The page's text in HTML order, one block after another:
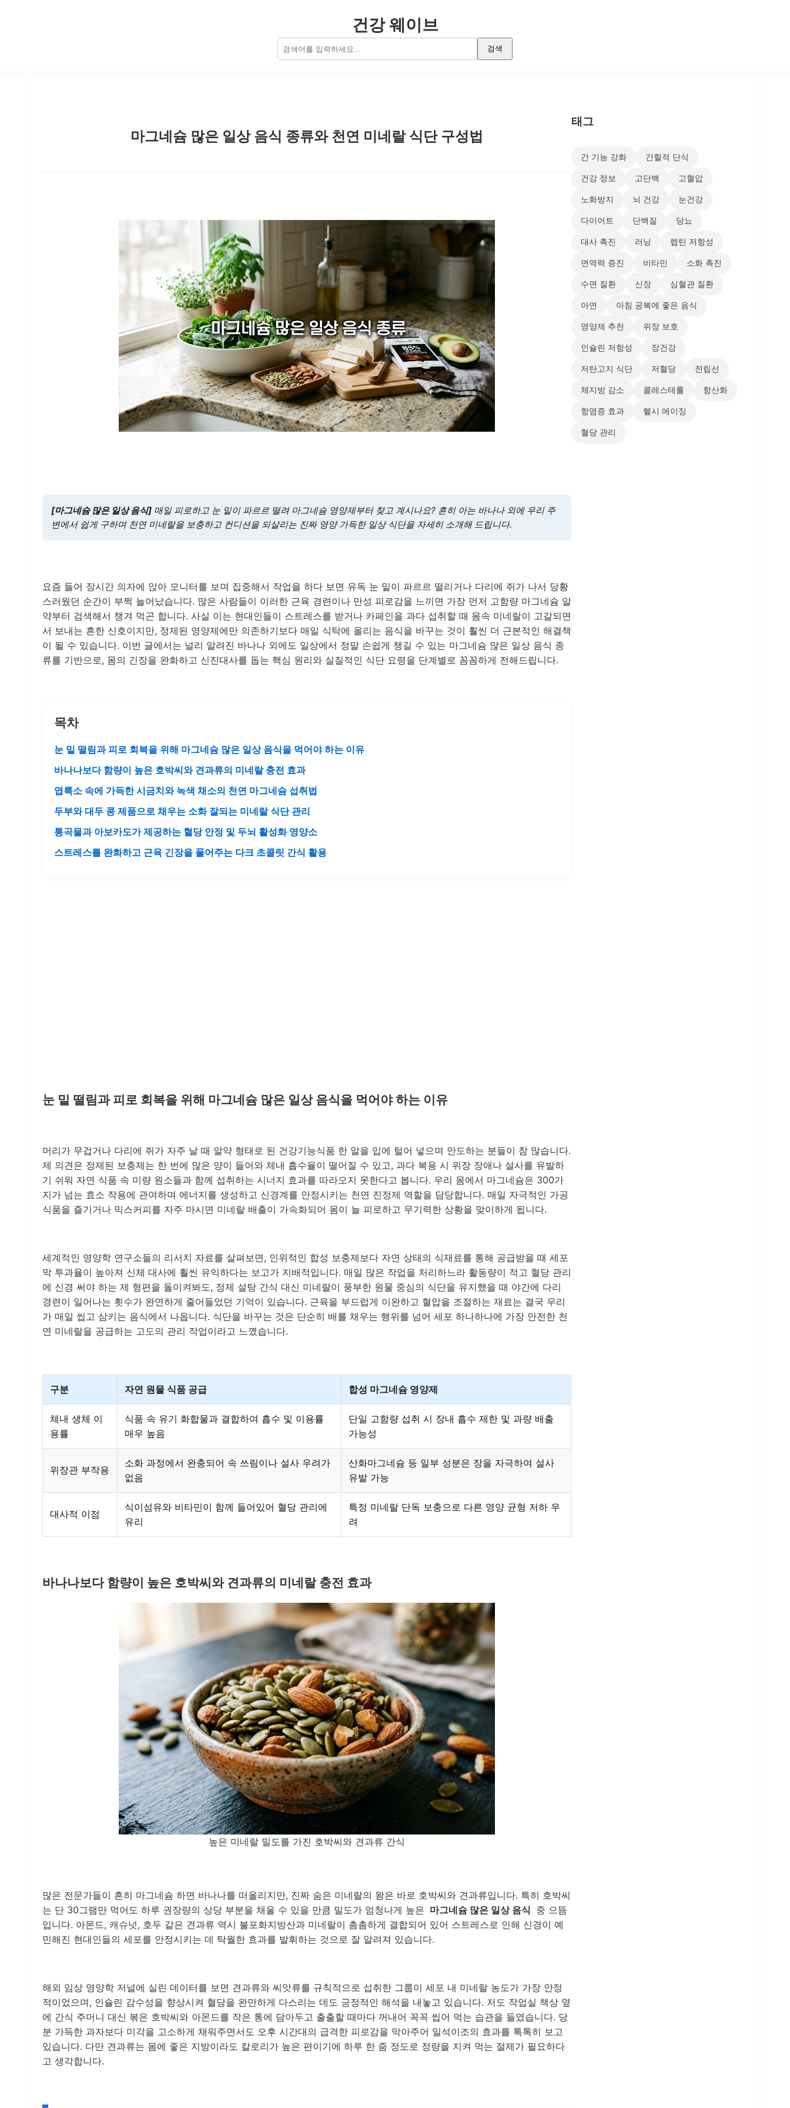
건강 웨이브
검색
마그네슘 많은 일상 음식 종류와 천연 미네랄 식단 구성법
[마그네슘 많은 일상 음식] 매일 피로하고 눈 밑이 파르르 떨려 마그네슘 영양제부터 찾고 계시나요? 흔히 아는 바나나 외에 우리 주
변에서 쉽게 구하며 천연 미네랄을 보충하고 컨디션을 되살리는 진짜 영양 가득한 일상 식단을 자세히 소개해 드립니다.
요즘 들어 장시간 의자에 앉아 모니터를 보며 집중해서 작업을 하다 보면 유독 눈 밑이 파르르 떨리거나 다리에 쥐가 나서 당황
스러웠던 순간이 부쩍 늘어났습니다. 많은 사람들이 이러한 근육 경련이나 만성 피로감을 느끼면 가장 먼저 고함량 마그네슘 알
약부터 검색해서 챙겨 먹곤 합니다. 사실 이는 현대인들이 스트레스를 받거나 카페인을 과다 섭취할 때 몸속 미네랄이 고갈되면
서 보내는 흔한 신호이지만, 정제된 영양제에만 의존하기보다 매일 식탁에 올리는 음식을 바꾸는 것이 훨씬 더 근본적인 해결책
이 될 수 있습니다. 이번 글에서는 널리 알려진 바나나 외에도 일상에서 정말 손쉽게 챙길 수 있는 마그네슘 많은 일상 음식 종
류를 기반으로, 몸의 긴장을 완화하고 신진대사를 돕는 핵심 원리와 실질적인 식단 요령을 단계별로 꼼꼼하게 전해드립니다.
목차
눈 밑 떨림과 피로 회복을 위해 마그네슘 많은 일상 음식을 먹어야 하는 이유
바나나보다 함량이 높은 호박씨와 견과류의 미네랄 충전 효과
엽록소 속에 가득한 시금치와 녹색 채소의 천연 마그네슘 섭취법
두부와 대두 콩 제품으로 채우는 소화 잘되는 미네랄 식단 관리
통곡물과 아보카도가 제공하는 혈당 안정 및 두뇌 활성화 영양소
스트레스를 완화하고 근육 긴장을 풀어주는 다크 초콜릿 간식 활용
눈 밑 떨림과 피로 회복을 위해 마그네슘 많은 일상 음식을 먹어야 하는 이유
머리가 무겁거나 다리에 쥐가 자주 날 때 알약 형태로 된 건강기능식품 한 알을 입에 털어 넣으며 안도하는 분들이 참 많습니다.
제 의견은 정제된 보충제는 한 번에 많은 양이 들어와 체내 흡수율이 떨어질 수 있고, 과다 복용 시 위장 장애나 설사를 유발하
기 쉬워 자연 식품 속 미량 원소들과 함께 섭취하는 시너지 효과를 따라오지 못한다고 봅니다. 우리 몸에서 마그네슘은 300가
지가 넘는 효소 작용에 관여하며 에너지를 생성하고 신경계를 안정시키는 천연 진정제 역할을 담당합니다. 매일 자극적인 가공
식품을 즐기거나 믹스커피를 자주 마시면 미네랄 배출이 가속화되어 몸이 늘 피로하고 무기력한 상황을 맞이하게 됩니다.
세계적인 영양학 연구소들의 리서치 자료를 살펴보면, 인위적인 합성 보충제보다 자연 상태의 식재료를 통해 공급받을 때 세포
막 투과율이 높아져 신체 대사에 훨씬 유익하다는 보고가 지배적입니다. 매일 많은 작업을 처리하느라 활동량이 적고 혈당 관리
에 신경 써야 하는 제 형편을 돌이켜봐도, 정제 설탕 간식 대신 미네랄이 풍부한 원물 중심의 식단을 유지했을 때 야간에 다리
경련이 일어나는 횟수가 완연하게 줄어들었던 기억이 있습니다. 근육을 부드럽게 이완하고 혈압을 조절하는 재료는 결국 우리
가 매일 씹고 삼키는 음식에서 나옵니다. 식단을 바꾸는 것은 단순히 배를 채우는 행위를 넘어 세포 하나하나에 가장 안전한 천
연 미네랄을 공급하는 고도의 관리 작업이라고 느꼈습니다.
구분 자연 원물 식품 공급 합성 마그네슘 영양제
체내 생체 이
용률
식품 속 유기 화합물과 결합하여 흡수 및 이용률
매우 높음
단일 고함량 섭취 시 장내 흡수 제한 및 과량 배출
가능성
위장관 부작용
소화 과정에서 완충되어 속 쓰림이나 설사 우려가
없음
산화마그네슘 등 일부 성분은 장을 자극하여 설사
유발 가능
대사적 이점
식이섬유와 비타민이 함께 들어있어 혈당 관리에
유리
특정 미네랄 단독 보충으로 다른 영양 균형 저하 우
려
바나나보다 함량이 높은 호박씨와 견과류의 미네랄 충전 효과
높은 미네랄 밀도를 가진 호박씨와 견과류 간식
많은 전문가들이 흔히 마그네슘 하면 바나나를 떠올리지만, 진짜 숨은 미네랄의 왕은 바로 호박씨와 견과류입니다. 특히 호박씨
는 단 30그램만 먹어도 하루 권장량의 상당 부분을 채울 수 있을 만큼 밀도가 엄청나게 높은 마그네슘 많은 일상 음식 중 으뜸
입니다. 아몬드, 캐슈넛, 호두 같은 견과류 역시 불포화지방산과 미네랄이 촘촘하게 결합되어 있어 스트레스로 인해 신경이 예
민해진 현대인들의 세포를 안정시키는 데 탁월한 효과를 발휘하는 것으로 잘 알려져 있습니다.
해외 임상 영양학 저널에 실린 데이터를 보면 견과류와 씨앗류를 규칙적으로 섭취한 그룹이 세포 내 미네랄 농도가 가장 안정
적이었으며, 인슐린 감수성을 향상시켜 혈당을 완만하게 다스리는 데도 긍정적인 해석을 내놓고 있습니다. 저도 작업실 책상 옆
에 간식 주머니 대신 볶은 호박씨와 아몬드를 작은 통에 담아두고 출출할 때마다 꺼내어 꼭꼭 씹어 먹는 습관을 들였습니다. 당
분 가득한 과자보다 미각을 고소하게 채워주면서도 오후 시간대의 급격한 피로감을 막아주어 일석이조의 효과를 톡톡히 보고
있습니다. 다만 견과류는 몸에 좋은 지방이라도 칼로리가 높은 편이기에 하루 한 줌 정도로 정량을 지켜 먹는 절제가 필요하다
고 생각합니다.
태그
간 기능 강화 간헐적 단식
건강 정보 고단백 고혈압
노화방지 뇌 건강 눈건강
다이어트 단백질 당뇨
대사 촉진 러닝 렙틴 저항성
면역력 증진 비타민 소화 촉진
수면 질환 신장 심혈관 질환
아연 아침 공복에 좋은 음식
영양제 추천 위장 보호
인슐린 저항성 장건강
저탄고지 식단 저혈당 전립선
체지방 감소 콜레스테롤 항산화
항염증 효과 헬시 에이징
혈당 관리